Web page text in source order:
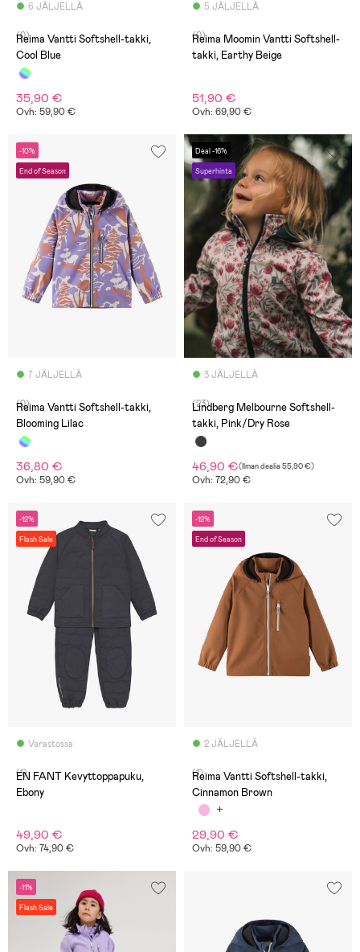
6 JÄLJELLÄ
(0)
Reima Vantti Softshell-takki,
Cool Blue
35,90 €
Ovh: 59,90 €
5 JÄLJELLÄ
(0)
Reima Moomin Vantti Softshell-
takki, Earthy Beige
51,90 €
Ovh: 69,90 €
-10%
End of Season
7 JÄLJELLÄ
(0)
Reima Vantti Softshell-takki,
Blooming Lilac
36,80 €
Ovh: 59,90 €
Deal -16%
Superhinta
3 JÄLJELLÄ
(23)
Lindberg Melbourne Softshell-
takki, Pink/Dry Rose
46,90 €(Ilman dealia55,90 €)
Ovh: 72,90 €
-12%
Flash Sale
Varastossa
(1)
EN FANT Kevyttoppapuku,
Ebony
49,90 €
Ovh: 74,90 €
-12%
End of Season
2 JÄLJELLÄ
(1)
Reima Vantti Softshell-takki,
Cinnamon Brown
29,90 €
Ovh: 59,90 €
-11%
Flash Sale